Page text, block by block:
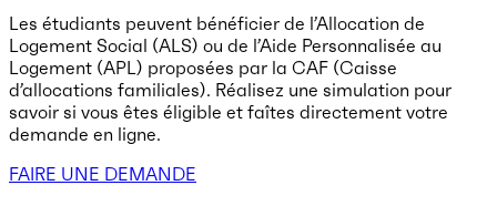
Les étudiants peuvent bénéficier de l’Allocation de
Logement Social (ALS) ou de l’Aide Personnalisée au
Logement (APL) proposées par la CAF (Caisse
d’allocations familiales). Réalisez une simulation pour
savoir si vous êtes éligible et faîtes directement votre
demande en ligne.
FAIRE UNE DEMANDE